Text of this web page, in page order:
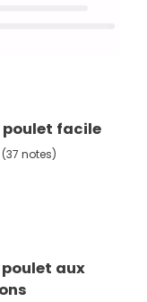
facile
(37 notes)
aux